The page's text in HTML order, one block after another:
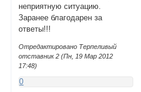
неприятную ситуацию.
Заранее благодарен за
ответы!!!
Отредактировано Терпеливый
отставник 2 (Пн, 19 Мар 2012
17:48)
0